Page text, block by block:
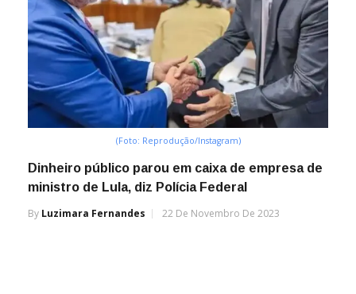
(Foto: Reprodução/Instagram)
Dinheiro público parou em caixa de empresa de
ministro de Lula, diz Polícia Federal
By Luzimara Fernandes 22 De Novembro De 2023